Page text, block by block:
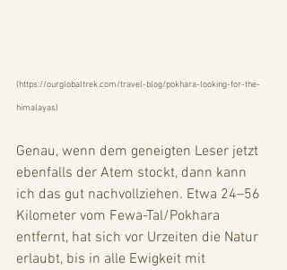
(https://ourglobaltrek.com/travel-blog/pokhara-looking-for-the-
himalayas)
Genau, wenn dem geneigten Leser jetzt
ebenfalls der Atem stockt, dann kann
ich das gut nachvollziehen. Etwa 24–56
Kilometer vom Fewa-Tal/Pokhara
entfernt, hat sich vor Urzeiten die Natur
erlaubt, bis in alle Ewigkeit mit